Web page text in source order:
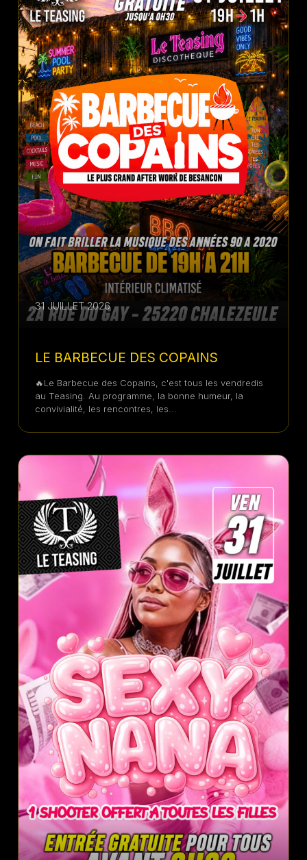
31 JUILLET 2026
LE BARBECUE DES COPAINS
🔥Le Barbecue des Copains, c'est tous les vendredis
au Teasing. Au programme, la bonne humeur, la
convivialité, les rencontres, les...